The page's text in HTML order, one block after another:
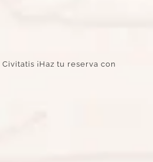
¡Haz tu reserva con